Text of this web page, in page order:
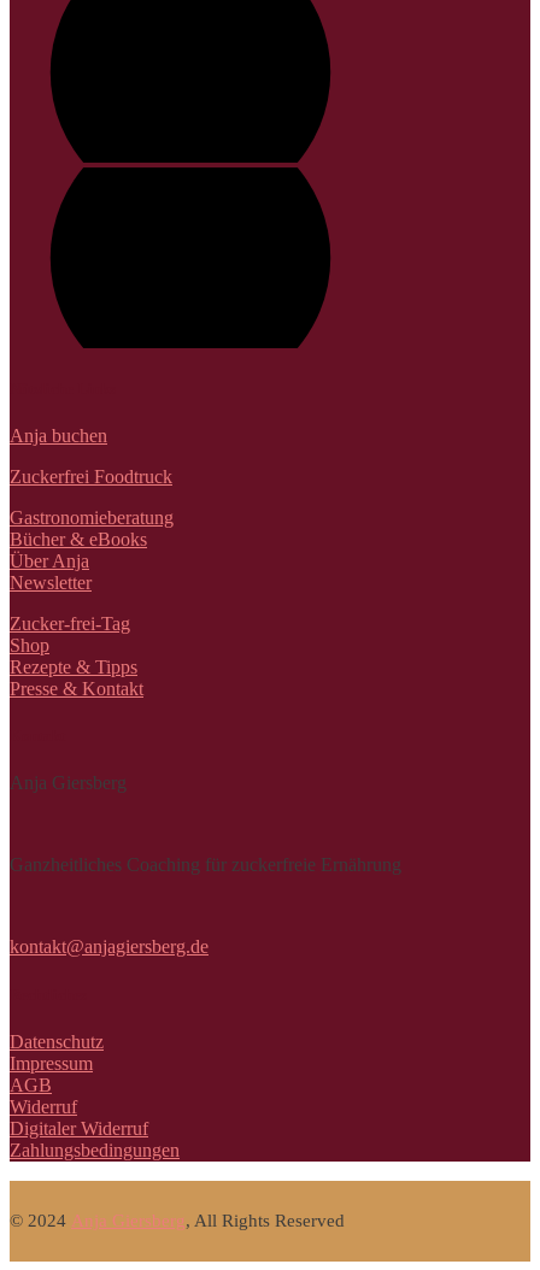
Anja buchen
Zuckerfrei Foodtruck
Gastronomieberatung
Bücher & eBooks
Über Anja
Newsletter
Zucker-frei-Tag
Shop
Rezepte & Tipps
Presse & Kontakt
Anja Giersberg
Ganzheitliches Coaching für zuckerfreie Ernährung
kontakt@anjagiersberg.de
Datenschutz
Impressum
AGB
Widerruf
Digitaler Widerruf
Zahlungsbedingungen
© 2024 Anja Giersberg, All Rights Reserved